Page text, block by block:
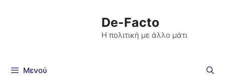
De-Facto
Η πολιτική με άλλο μάτι
Μενού